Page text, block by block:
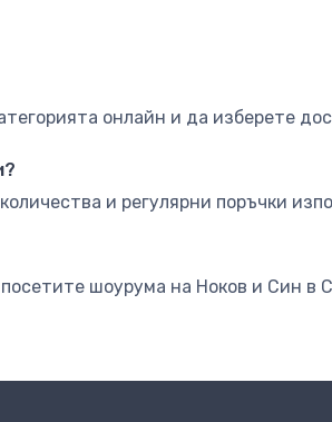
онлайн и да изберете
и регулярни поръчки
шоурума на Ноков и Син в